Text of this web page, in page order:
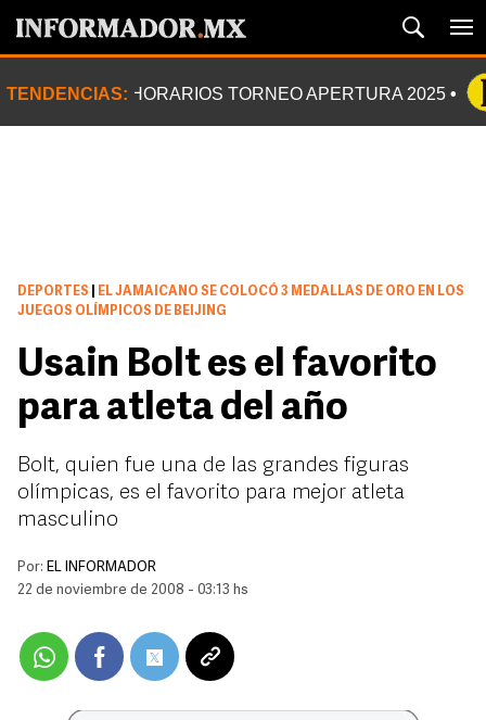
TENDENCIAS: HORARIOS TORNEO APERTURA 2025
DEPORTES
EL JAMAICANO SE COLOCÓ 3 MEDALLAS DE ORO EN LOS
JUEGOS OLÍMPICOS DE BEIJING
Usain Bolt es el favorito
para atleta del año
Bolt, quien fue una de las grandes figuras
olímpicas, es el favorito para mejor atleta
masculino
Por: EL INFORMADOR
22 de noviembre de 2008 - 03:13 hs